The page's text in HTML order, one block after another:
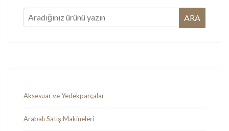
Aksesuar ve Yedekparçalar
Arabalı Satış Makineleri